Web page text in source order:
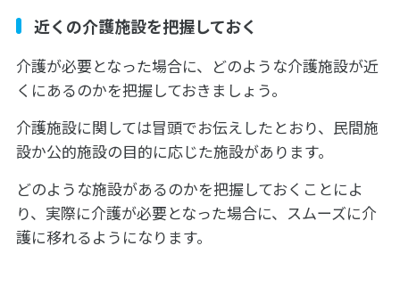
近くの介護施設を把握しておく
介護が必要となった場合に、どのような介護施設が近
くにあるのかを把握しておきましょう。
介護施設に関しては冒頭でお伝えしたとおり、民間施
設か公的施設の目的に応じた施設があります。
どのような施設があるのかを把握しておくことによ
り、実際に介護が必要となった場合に、スムーズに介
護に移れるようになります。